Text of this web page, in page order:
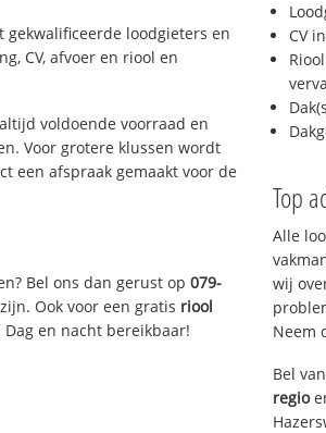
loodgieters en
CV, afvoer en riool en
voldoende voorraad en
Voor grotere klussen wordt
een afspraak gemaakt voor de
Bel ons dan gerust op079-
Ook voor een gratis riool
Dag en nacht bereikbaar!
CV
Top
Alle
wij
Neem
Bel
regio